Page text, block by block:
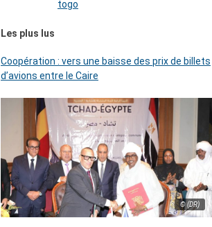
togo
Les plus lus
Coopération : vers une baisse des prix de billets
d’avions entre le Caire
© (DR)